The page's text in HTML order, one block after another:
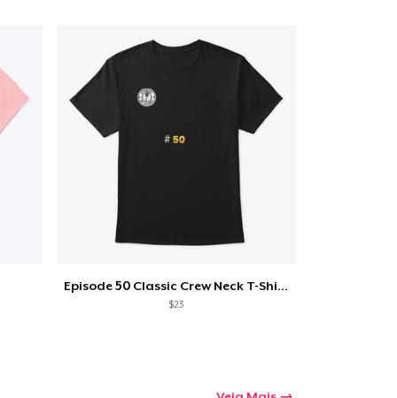
Episode 50 Classic Crew Neck T-Shirt
$23